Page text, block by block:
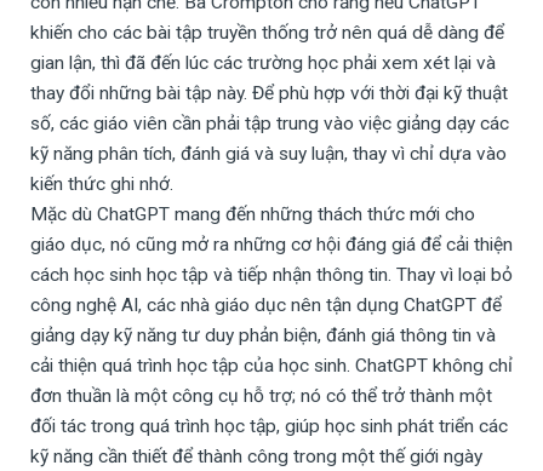
khiến cho các bài tập truyền thống trở nên quá dễ dàng để
gian lận, thì đã đến lúc các trường học phải xem xét lại và
thay đổi những bài tập này. Để phù hợp với thời đại kỹ thuật
số, các giáo viên cần phải tập trung vào việc giảng dạy các
kỹ năng phân tích, đánh giá và suy luận, thay vì chỉ dựa vào
kiến thức ghi nhớ.
Mặc dù ChatGPT mang đến những thách thức mới cho
giáo dục, nó cũng mở ra những cơ hội đáng giá để cải thiện
cách học sinh học tập và tiếp nhận thông tin. Thay vì loại bỏ
công nghệ AI, các nhà giáo dục nên tận dụng ChatGPT để
giảng dạy kỹ năng tư duy phản biện, đánh giá thông tin và
cải thiện quá trình học tập của học sinh. ChatGPT không chỉ
đơn thuần là một công cụ hỗ trợ; nó có thể trở thành một
đối tác trong quá trình học tập, giúp học sinh phát triển các
kỹ năng cần thiết để thành công trong một thế giới ngày